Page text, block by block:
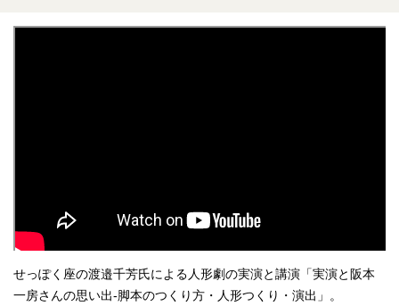
せっぽく座の渡邉千芳氏による人形劇の実演と講演「実演と阪本
一房さんの思い出-脚本のつくり方・人形つくり・演出」。